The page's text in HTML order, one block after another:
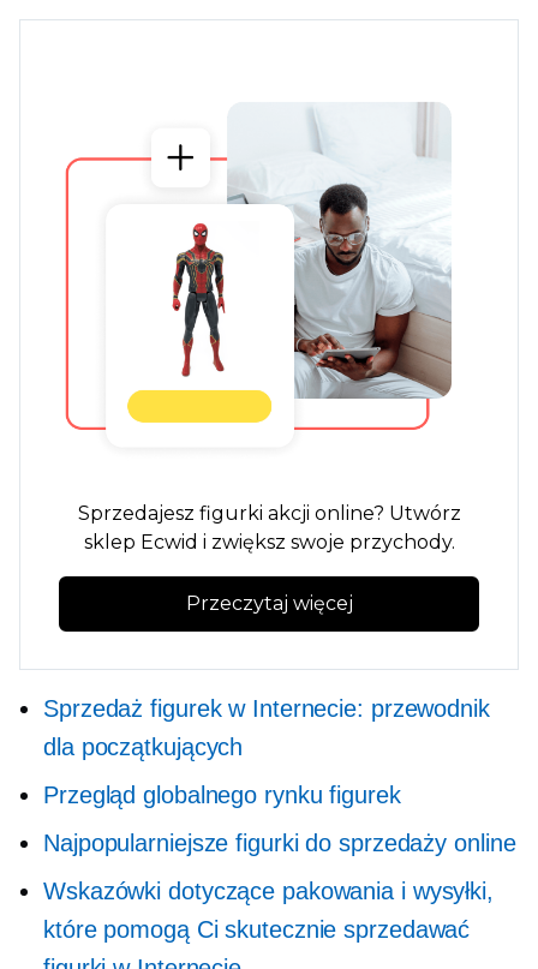
Sprzedajesz figurki akcji online? Utwórz
sklep Ecwid i zwiększ swoje przychody.
Przeczytaj więcej
Sprzedaż figurek w Internecie: przewodnik
dla początkujących
Przegląd globalnego rynku figurek
Najpopularniejsze figurki do sprzedaży online
Wskazówki dotyczące pakowania i wysyłki,
które pomogą Ci skutecznie sprzedawać